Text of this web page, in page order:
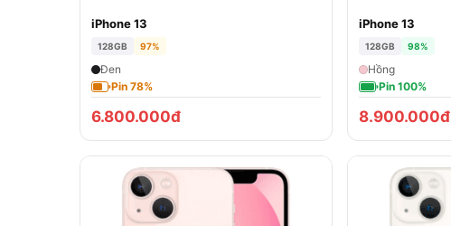
iPhone 13
128GB 97%
Đen
Pin 78%
6.800.000đ
iPhone 13
128GB 98%
Hồng
Pin 100%
8.900.000đ